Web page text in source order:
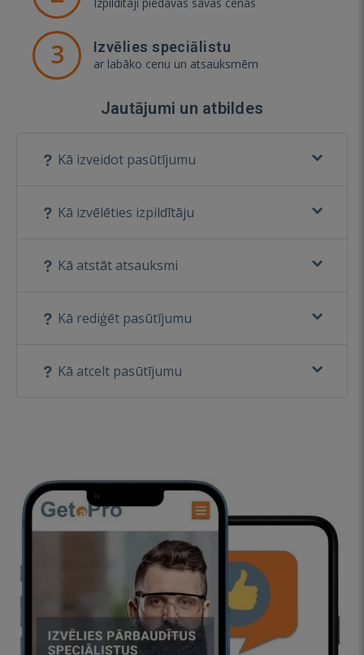
3 Izvēlies speciālistu
ar labāko cenu un atsauksmēm
Jautājumi un atbildes
Kā izveidot pasūtījumu
Kā izvēlēties izpildītāju
Kā atstāt atsauksmi
Kā rediģēt pasūtījumu
Kā atcelt pasūtījumu